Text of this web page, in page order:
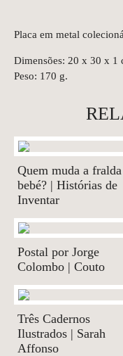
Placa em metal
Dimensões: 20 x 30 x 1
Peso: 170 g.
Quem muda a
bebé? | Histórias de
Inventar
Postal por Jorge
Colombo | Couto
Três Cadernos
Ilustrados | Sarah
Affonso